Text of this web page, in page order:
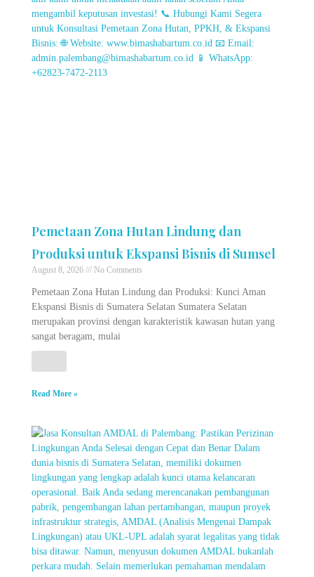
Pemetaan Zona Hutan Lindung dan
Produksi untuk Ekspansi Bisnis di Sumsel
August 8, 2026 No Comments
Pemetaan Zona Hutan Lindung dan Produksi: Kunci Aman
Ekspansi Bisnis di Sumatera Selatan Sumatera Selatan
merupakan provinsi dengan karakteristik kawasan hutan yang
sangat beragam, mulai
Read More »